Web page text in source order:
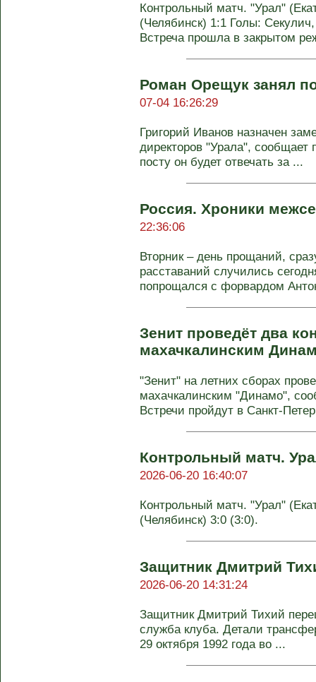
Контрольный матч. "Урал"
(Челябинск) 1:1 Голы:
Встреча прошла в закрытом
Роман Орещук занял
07-04 16:26:29
Григорий Иванов назначен
директоров "Урала",
посту он будет отвечать за ...
Россия. Хроники
22:36:06
Вторник – день прощаний,
расставаний случились
попрощался с форвардом
Зенит проведёт два
махачкалинским
"Зенит" на летних сборах
махачкалинским "Динамо",
Встречи пройдут в Санкт-
Контрольный матч.
2026-06-20 16:40:07
Контрольный матч. "Урал"
(Челябинск) 3:0 (3:0).
Защитник Дмитрий
2026-06-20 14:31:24
Защитник Дмитрий Тихий
служба клуба. Детали
29 октября 1992 года во ...